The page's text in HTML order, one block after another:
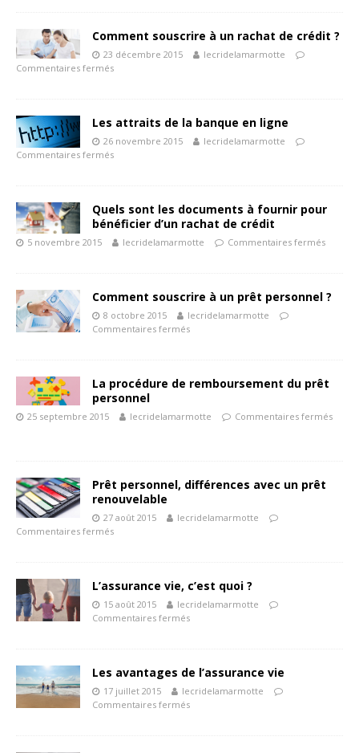
Comment souscrire à un rachat de crédit ?
23 décembre 2015
lecridelamarmotte
Commentaires fermés
Les attraits de la banque en ligne
26 novembre 2015
lecridelamarmotte
Commentaires fermés
Quels sont les documents à fournir pour
bénéficier d’un rachat de crédit
5 novembre 2015 lecridelamarmotte Commentaires fermés
Comment souscrire à un prêt personnel ?
8 octobre 2015
lecridelamarmotte
Commentaires fermés
La procédure de remboursement du prêt
personnel
25 septembre 2015 lecridelamarmotte Commentaires fermés
Prêt personnel, différences avec un prêt
renouvelable
27 août 2015
lecridelamarmotte
Commentaires fermés
L’assurance vie, c’est quoi ?
15 août 2015
lecridelamarmotte
Commentaires fermés
Les avantages de l’assurance vie
17 juillet 2015
lecridelamarmotte
Commentaires fermés